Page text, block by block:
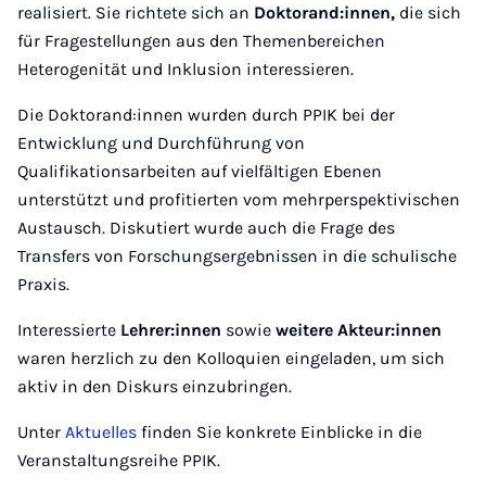
realisiert. Sie richtete sich an Doktorand:innen, die sich
für Fragestellungen aus den Themenbereichen
Heterogenität und Inklusion interessieren.
Die Doktorand:innen wurden durch PPIK bei der
Entwicklung und Durchführung von
Qualifikationsarbeiten auf vielfältigen Ebenen
unterstützt und profitierten vom mehrperspektivischen
Austausch. Diskutiert wurde auch die Frage des
Transfers von Forschungsergebnissen in die schulische
Praxis.
Interessierte Lehrer:innen sowie weitere Akteur:innen
waren herzlich zu den Kolloquien eingeladen, um sich
aktiv in den Diskurs einzubringen.
Unter Aktuelles finden Sie konkrete Einblicke in die
Veranstaltungsreihe PPIK.